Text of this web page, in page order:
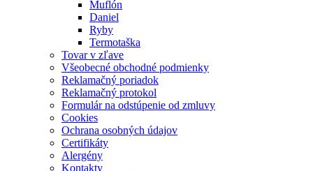
Muflón
Daniel
Ryby
Termotaška
Tovar v zľave
Všeobecné obchodné podmienky
Reklamačný poriadok
Reklamačný protokol
Formulár na odstúpenie od zmluvy
Cookies
Ochrana osobných údajov
Certifikáty
Alergény
Kontakty